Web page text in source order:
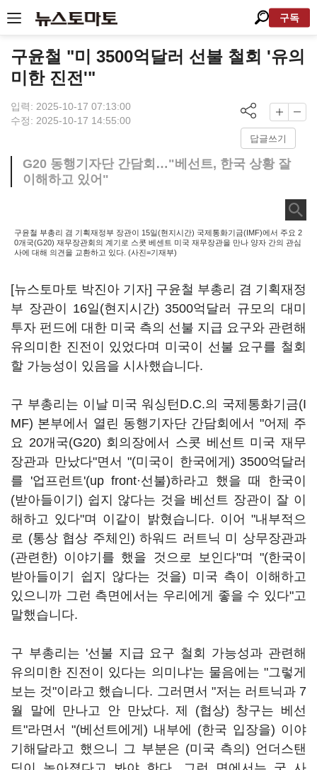
구독
구윤철 "미 3500억달러 선불 철회 '유의
미한 진전'"
입력: 2025-10-17 07:13:00
수정: 2025-10-17 14:55:00
답글쓰기
G20 동행기자단 간담회…"베선트, 한국 상황 잘
이해하고 있어"
구윤철 부총리 겸 기획재정부 장관이 15일(현지시간) 국제통화기금(IMF)에서 주요 2
0개국(G20) 재무장관회의 계기로 스콧 베센트 미국 재무장관을 만나 양자 간의 관심
사에 대해 의견을 교환하고 있다. (사진=기재부)
[뉴스토마토 박진아 기자] 구윤철 부총리 겸 기획재정
부 장관이 16일(현지시간) 3500억달러 규모의 대미
투자 펀드에 대한 미국 측의 선불 지급 요구와 관련해
유의미한 진전이 있었다며 미국이 선불 요구를 철회
할 가능성이 있음을 시사했습니다.
구 부총리는 이날 미국 워싱턴D.C.의 국제통화기금(I
MF) 본부에서 열린 동행기자단 간담회에서 "어제 주
요 20개국(G20) 회의장에서 스콧 베선트 미국 재무
장관과 만났다"면서 "(미국이 한국에게) 3500억달러
를 '업프런트'(up front·선불)하라고 했을 때 한국이
(받아들이기) 쉽지 않다는 것을 베선트 장관이 잘 이
해하고 있다"며 이같이 밝혔습니다. 이어 "내부적으
로 (통상 협상 주체인) 하워드 러트닉 미 상무장관과
(관련한) 이야기를 했을 것으로 보인다"며 "(한국이
받아들이기 쉽지 않다는 것을) 미국 측이 이해하고
있으니까 그런 측면에서는 우리에게 좋을 수 있다"고
말했습니다.
구 부총리는 '선불 지급 요구 철회 가능성과 관련해
유의미한 진전이 있다는 의미냐'는 물음에는 "그렇게
보는 것"이라고 했습니다. 그러면서 "저는 러트닉과 7
월 말에 만나고 안 만났다. 제 (협상) 창구는 베선
트"라면서 "(베선트에게) 내부에 (한국 입장을) 이야
기해달라고 했으니 그 부분은 (미국 측의) 언더스탠